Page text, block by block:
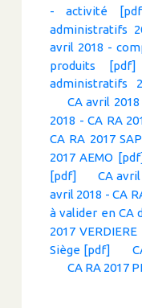
- activité
administratifs
avril 2018 -
produits [pdf]
administratifs
CA avril
2018 - CA RA
CA RA 2017
2017 AEMO [pdf]
[pdf]
CA avril
avril 2018 - CA
à valider en CA
2017
Siège [pdf]
CA RA 2017